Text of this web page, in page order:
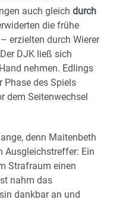
auch gleich durch
die frühe
erzielten durch Wierer
DJK ließ sich
nehmen. Edlings
Phase des Spiels
dem Seitenwechsel
denn Maitenbeth
Ausgleichstreffer: Ein
Strafraum einen
nahm das
dankbar an und